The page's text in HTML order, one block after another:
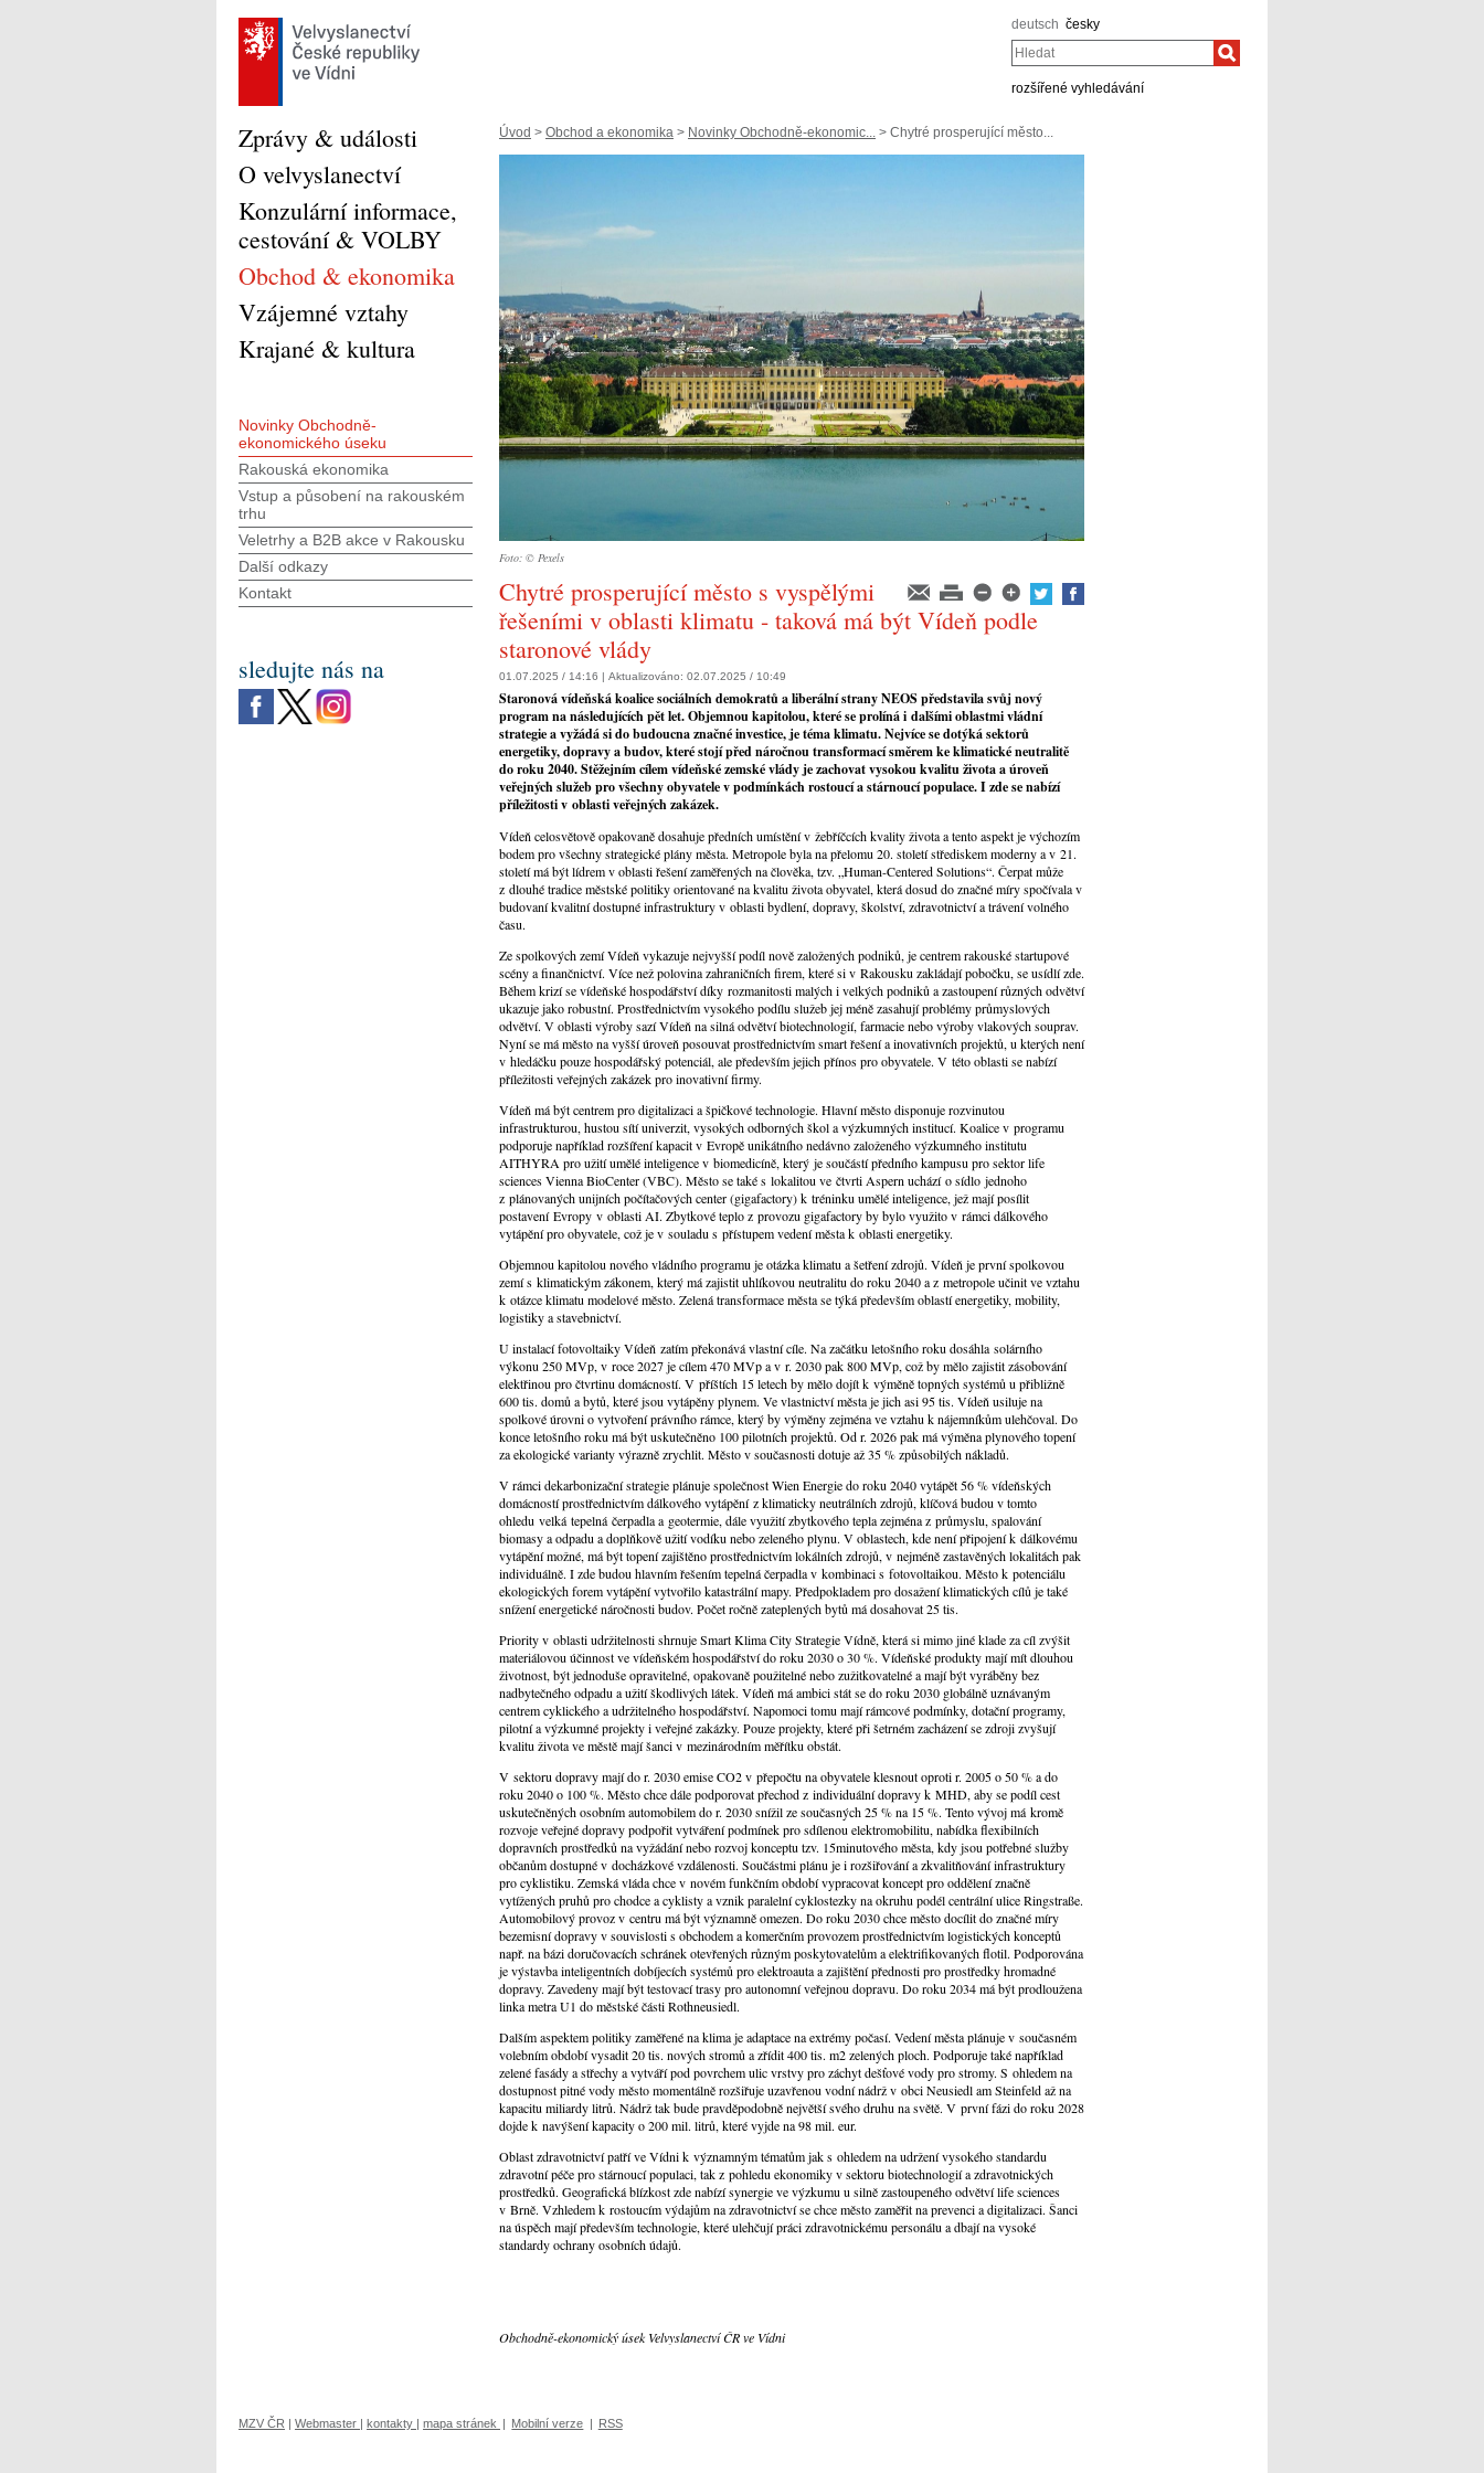
deutsch česky
Hledat
rozšířené vyhledávání
Úvod > Obchod a ekonomika > Novinky Obchodně-ekonomic... > Chytré prosperující město...
Foto: © Pexels
Chytré prosperující město s vyspělými
řešeními v oblasti klimatu - taková má být Vídeň podle
staronové vlády
01.07.2025 / 14:16 | Aktualizováno: 02.07.2025 / 10:49
Staronová vídeňská koalice sociálních demokratů a liberální strany NEOS představila svůj nový
program na následujících pět let. Objemnou kapitolou, které se prolíná i dalšími oblastmi vládní
strategie a vyžádá si do budoucna značné investice, je téma klimatu. Nejvíce se dotýká sektorů
energetiky, dopravy a budov, které stojí před náročnou transformací směrem ke klimatické neutralitě
do roku 2040. Stěžejním cílem vídeňské zemské vlády je zachovat vysokou kvalitu života a úroveň
veřejných služeb pro všechny obyvatele v podmínkách rostoucí a stárnoucí populace. I zde se nabízí
příležitosti v oblasti veřejných zakázek.
Vídeň celosvětově opakovaně dosahuje předních umístění v žebříčcích kvality života a tento aspekt je výchozím
bodem pro všechny strategické plány města. Metropole byla na přelomu 20. století střediskem moderny a v 21.
století má být lídrem v oblasti řešení zaměřených na člověka, tzv. „Human-Centered Solutions“. Čerpat může
z dlouhé tradice městské politiky orientované na kvalitu života obyvatel, která dosud do značné míry spočívala v
budovaní kvalitní dostupné infrastruktury v oblasti bydlení, dopravy, školství, zdravotnictví a trávení volného
času.
Ze spolkových zemí Vídeň vykazuje nejvyšší podíl nově založených podniků, je centrem rakouské startupové
scény a finančnictví. Více než polovina zahraničních firem, které si v Rakousku zakládají pobočku, se usídlí zde.
Během krizí se vídeňské hospodářství díky rozmanitosti malých i velkých podniků a zastoupení různých odvětví
ukazuje jako robustní. Prostřednictvím vysokého podílu služeb jej méně zasahují problémy průmyslových
odvětví. V oblasti výroby sazí Vídeň na silná odvětví biotechnologií, farmacie nebo výroby vlakových souprav.
Nyní se má město na vyšší úroveň posouvat prostřednictvím smart řešení a inovativních projektů, u kterých není
v hledáčku pouze hospodářský potenciál, ale především jejich přínos pro obyvatele. V této oblasti se nabízí
příležitosti veřejných zakázek pro inovativní firmy.
Vídeň má být centrem pro digitalizaci a špičkové technologie. Hlavní město disponuje rozvinutou
infrastrukturou, hustou sítí univerzit, vysokých odborných škol a výzkumných institucí. Koalice v programu
podporuje například rozšíření kapacit v Evropě unikátního nedávno založeného výzkumného institutu
AITHYRA pro užití umělé inteligence v biomedicíně, který je součástí předního kampusu pro sektor life
sciences Vienna BioCenter (VBC). Město se také s lokalitou ve čtvrti Aspern uchází o sídlo jednoho
z plánovaných unijních počítačových center (gigafactory) k tréninku umělé inteligence, jež mají posílit
postavení Evropy v oblasti AI. Zbytkové teplo z provozu gigafactory by bylo využito v rámci dálkového
vytápění pro obyvatele, což je v souladu s přístupem vedení města k oblasti energetiky.
Objemnou kapitolou nového vládního programu je otázka klimatu a šetření zdrojů. Vídeň je první spolkovou
zemí s klimatickým zákonem, který má zajistit uhlíkovou neutralitu do roku 2040 a z metropole učinit ve vztahu
k otázce klimatu modelové město. Zelená transformace města se týká především oblastí energetiky, mobility,
logistiky a stavebnictví.
U instalací fotovoltaiky Vídeň zatím překonává vlastní cíle. Na začátku letošního roku dosáhla solárního
výkonu 250 MVp, v roce 2027 je cílem 470 MVp a v r. 2030 pak 800 MVp, což by mělo zajistit zásobování
elektřinou pro čtvrtinu domácností. V příštích 15 letech by mělo dojít k výměně topných systémů u přibližně
600 tis. domů a bytů, které jsou vytápěny plynem. Ve vlastnictví města je jich asi 95 tis. Vídeň usiluje na
spolkové úrovni o vytvoření právního rámce, který by výměny zejména ve vztahu k nájemníkům ulehčoval. Do
konce letošního roku má být uskutečněno 100 pilotních projektů. Od r. 2026 pak má výměna plynového topení
za ekologické varianty výrazně zrychlit. Město v současnosti dotuje až 35 % způsobilých nákladů.
V rámci dekarbonizační strategie plánuje společnost Wien Energie do roku 2040 vytápět 56 % vídeňských
domácností prostřednictvím dálkového vytápění z klimaticky neutrálních zdrojů, klíčová budou v tomto
ohledu velká tepelná čerpadla a geotermie, dále využití zbytkového tepla zejména z průmyslu, spalování
biomasy a odpadu a doplňkově užití vodíku nebo zeleného plynu. V oblastech, kde není připojení k dálkovému
vytápění možné, má být topení zajištěno prostřednictvím lokálních zdrojů, v nejméně zastavěných lokalitách pak
individuálně. I zde budou hlavním řešením tepelná čerpadla v kombinaci s fotovoltaikou. Město k potenciálu
ekologických forem vytápění vytvořilo katastrální mapy. Předpokladem pro dosažení klimatických cílů je také
snížení energetické náročnosti budov. Počet ročně zateplených bytů má dosahovat 25 tis.
Priority v oblasti udržitelnosti shrnuje Smart Klima City Strategie Vídně, která si mimo jiné klade za cíl zvýšit
materiálovou účinnost ve vídeňském hospodářství do roku 2030 o 30 %. Vídeňské produkty mají mít dlouhou
životnost, být jednoduše opravitelné, opakovaně použitelné nebo zužitkovatelné a mají být vyráběny bez
nadbytečného odpadu a užití škodlivých látek. Vídeň má ambici stát se do roku 2030 globálně uznávaným
centrem cyklického a udržitelného hospodářství. Napomoci tomu mají rámcové podmínky, dotační programy,
pilotní a výzkumné projekty i veřejné zakázky. Pouze projekty, které při šetrném zacházení se zdroji zvyšují
kvalitu života ve městě mají šanci v mezinárodním měřítku obstát.
V sektoru dopravy mají do r. 2030 emise CO2v přepočtu na obyvatele klesnout oproti r. 2005 o 50 % a do
roku 2040 o 100 %. Město chce dále podporovat přechod z individuální dopravy k MHD, aby se podíl cest
uskutečněných osobním automobilem do r. 2030 snížil ze současných 25 % na 15 %. Tento vývoj má kromě
rozvoje veřejné dopravy podpořit vytváření podmínek pro sdílenou elektromobilitu, nabídka flexibilních
dopravních prostředků na vyžádání nebo rozvoj konceptu tzv. 15minutového města, kdy jsou potřebné služby
občanům dostupné v docházkové vzdálenosti. Součástmi plánu je i rozšiřování a zkvalitňování infrastruktury
pro cyklistiku. Zemská vláda chce v novém funkčním období vypracovat koncept pro oddělení značně
vytížených pruhů pro chodce a cyklisty a vznik paralelní cyklostezky na okruhu podél centrální ulice Ringstraße.
Automobilový provoz v centru má být významně omezen. Do roku 2030 chce město docílit do značné míry
bezemisní dopravy v souvislosti s obchodem a komerčním provozem prostřednictvím logistických konceptů
např. na bázi doručovacích schránek otevřených různým poskytovatelům a elektrifikovaných flotil. Podporována
je výstavba inteligentních dobíjecích systémů pro elektroauta a zajištění přednosti pro prostředky hromadné
dopravy. Zavedeny mají být testovací trasy pro autonomní veřejnou dopravu. Do roku 2034 má být prodloužena
linka metra U1 do městské části Rothneusiedl.
Dalším aspektem politiky zaměřené na klima je adaptace na extrémy počasí. Vedení města plánuje v současném
volebním období vysadit 20 tis. nových stromů a zřídit 400 tis. m2zelených ploch. Podporuje také například
zelené fasády a střechy a vytváří pod povrchem ulic vrstvy pro záchyt dešťové vody pro stromy. S ohledem na
dostupnost pitné vody město momentálně rozšiřuje uzavřenou vodní nádrž v obci Neusiedl am Steinfeld až na
kapacitu miliardy litrů. Nádrž tak bude pravděpodobně největší svého druhu na světě. V první fázi do roku 2028
dojde k navýšení kapacity o 200 mil. litrů, které vyjde na 98 mil. eur.
Oblast zdravotnictví patří ve Vídni k významným tématům jak s ohledem na udržení vysokého standardu
zdravotní péče pro stárnoucí populaci, tak z pohledu ekonomiky v sektoru biotechnologií a zdravotnických
prostředků. Geografická blízkost zde nabízí synergie ve výzkumu u silně zastoupeného odvětví life sciences
v Brně. Vzhledem k rostoucím výdajům na zdravotnictví se chce město zaměřit na prevenci a digitalizaci. Šanci
na úspěch mají především technologie, které ulehčují práci zdravotnickému personálu a dbají na vysoké
standardy ochrany osobních údajů.
Obchodně-ekonomický úsek Velvyslanectví ČR ve Vídni
Zprávy & události
O velvyslanectví
Konzulární informace,
cestování & VOLBY
Obchod & ekonomika
Vzájemné vztahy
Krajané & kultura
Novinky Obchodně-
ekonomického úseku
Rakouská ekonomika
Vstup a působení na rakouském
trhu
Veletrhy a B2B akce v Rakousku
Další odkazy
Kontakt
sledujte nás na
MZV ČR | Webmaster | kontakty | mapa stránek | Mobilní verze | RSS